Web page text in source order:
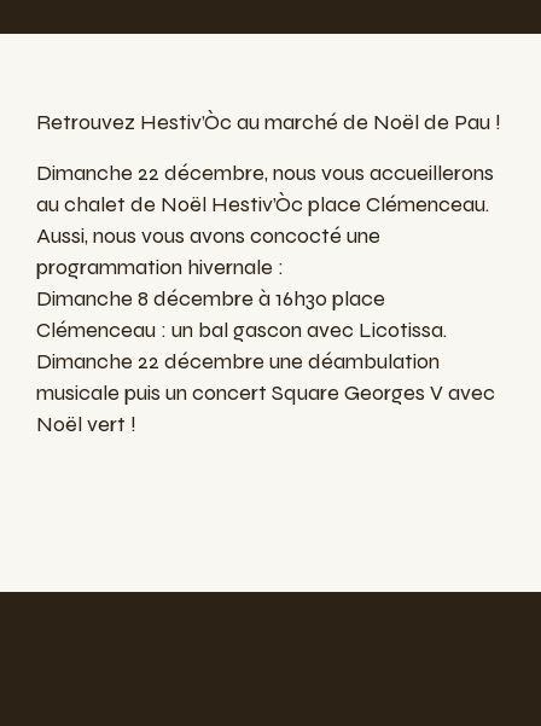
Retrouvez Hestiv’Òc au marché de Noël de Pau !
Dimanche 22 décembre, nous vous accueillerons
au chalet de Noël Hestiv’Òc place Clémenceau.
Aussi, nous vous avons concocté une
programmation hivernale :
Dimanche 8 décembre à 16h30 place
Clémenceau : un bal gascon avec Licotissa.
Dimanche 22 décembre une déambulation
musicale puis un concert Square Georges V avec
Noël vert !